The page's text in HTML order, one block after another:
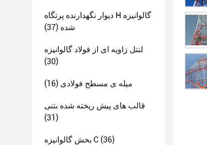
دیوار نگهدارنده پرتگاه H گالوانیزه
شده (37)
لنتل زاویه ای از فولاد گالوانیزه
(30)
میله ی مسطح فولادی (16)
قالب های پیش ریخته شده بتنی
(31)
بخش گالوانیزه C (36)